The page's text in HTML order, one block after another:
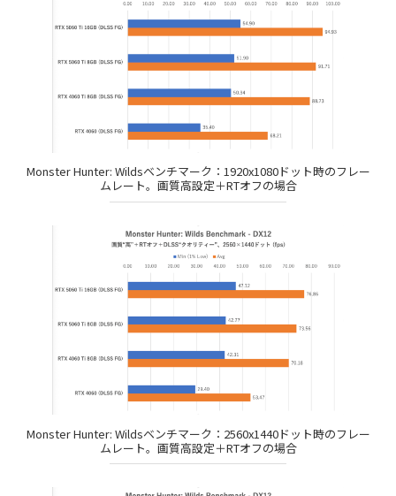
Monster Hunter: Wildsベンチマーク：1920x1080ドット時のフレー
ムレート。画質高設定＋RTオフの場合
Monster Hunter: Wildsベンチマーク：2560x1440ドット時のフレー
ムレート。画質高設定＋RTオフの場合